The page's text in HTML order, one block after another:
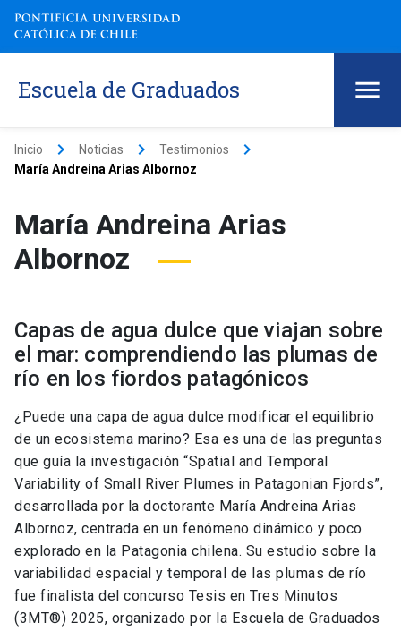
Escuela de Graduados
Inicio keyboard_arrow_right Noticias keyboard_arrow_right Testimonios keyboard_arrow_right
María Andreina Arias Albornoz
María Andreina Arias
Albornoz
Capas de agua dulce que viajan sobre
el mar: comprendiendo las plumas de
río en los fiordos patagónicos
¿Puede una capa de agua dulce modificar el equilibrio
de un ecosistema marino? Esa es una de las preguntas
que guía la investigación “Spatial and Temporal
Variability of Small River Plumes in Patagonian Fjords”,
desarrollada por la doctorante María Andreina Arias
Albornoz, centrada en un fenómeno dinámico y poco
explorado en la Patagonia chilena. Su estudio sobre la
variabilidad espacial y temporal de las plumas de río
fue finalista del concurso Tesis en Tres Minutos
(3MT®) 2025, organizado por la Escuela de Graduados